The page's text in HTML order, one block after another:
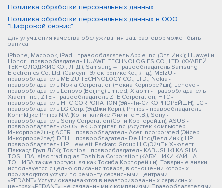
Политика обработки персональных данных
Политика обработки персональных данных в ООО
"Цифровой сервис"
Для улучшения качества обслуживания ваш разговор может быть
записан
iPhone, Macbook, iPad - правообладатель Apple Inc. (Эпл Инк.); Huawei и
Honor - правообладатель HUAWEI TECHNOLOGIES CO., LTD. (ХУАВЕЙ
ТЕКНОЛОДЖИС КО., ЛТД.); Samsung – правообладатель Samsung
Electronics Co. Ltd. (Самсунг Электроникс Ко., Лтд.); MEIZU -
правообладатель MEIZU TECHNOLOGY CO., LTD.; Nokia -
правообладатель Nokia Corporation (Нокиа Корпорейшн); Lenovo -
правообладатель Lenovo (Beijing) Limited; Xiaomi - правообладатель
Xiaomi Inc.; ZTE - правообладатель ZTE Corporation; HTC -
правообладатель HTC CORPORATION (Эйч-Ти-Си КОРПОРЕЙШН); LG -
правообладатель LG Corp. (ЭлДжи Корп.); Philips - правообладатель
Koninklijke Philips N.V. (Конинклийке Филипс Н.В.); Sony -
правообладатель Sony Corporation (Сони Корпорейшн); ASUS -
правообладатель ASUSTeK Computer Inc. (Асустек Компьютер
Инкорпорейшн); ACER - правообладатель Acer Incorporated (Эйсер
Инкорпорейтед); DELL - правообладатель Dell Inc.(Делл Инк.); HP -
правообладатель HP Hewlett-Packard Group LLC (ЭйчПи Хьюлетт
Паккард Груп ЛЛК); Toshiba - правообладатель KABUSHIKI KAISHA
TOSHIBA, also trading as Toshiba Corporation (КАБУШИКИ КАЙША
ТОШИБА также торгующая как Тосиба Корпорейшн). Товарные знаки
используется с целью описания товара, в отношении которых
производятся услуги по ремонту сервисными центрами
«PEDANT».Услуги оказываются в неавторизованных сервисных
центрах «PEDANT», не связанными с компаниями Правообладателями